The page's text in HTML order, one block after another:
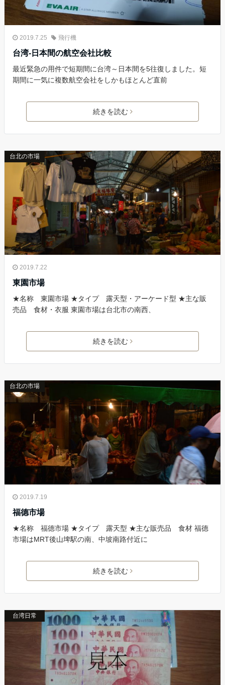
2019.7.25 飛行機
台湾-日本間の航空会社比較
最近緊急の用件で短期間に台湾～日本間を5往復しました。短
期間に一気に複数航空会社をしかもほとんど直前
続きを読む
台北の市場
2019.7.22
東園市場
★名称 東園市場 ★タイプ 露天型・アーケード型 ★主な販
売品 食材・衣服 東園市場は台北市の南西、
続きを読む
台北の市場
2019.7.19
福德市場
★名称 福德市場 ★タイプ 露天型 ★主な販売品 食材 福德
市場はMRT後山埤駅の南、中坡南路付近に
続きを読む
台湾日常